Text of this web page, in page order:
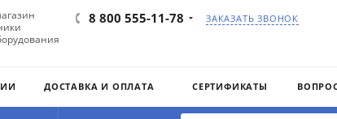
8 800 555-11-78 ЗАКАЗАТЬ ЗВОНОК
ДОСТАВКА И ОПЛАТА СЕРТИФИКАТЫ